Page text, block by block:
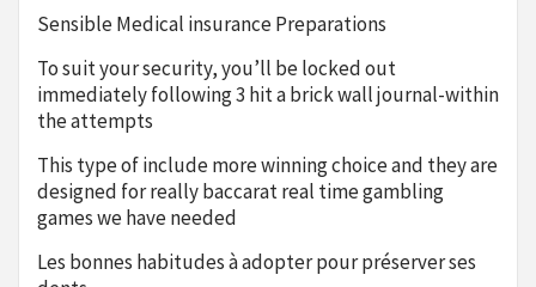
Sensible Medical insurance Preparations
To suit your security, you’ll be locked out
immediately following 3 hit a brick wall journal-within
the attempts
This type of include more winning choice and they are
designed for really baccarat real time gambling
games we have needed
Les bonnes habitudes à adopter pour préserver ses